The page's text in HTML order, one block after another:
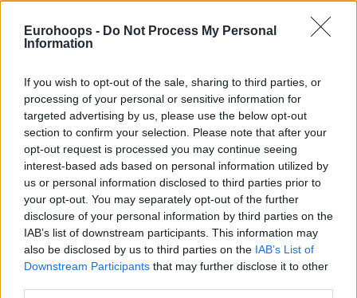
Eurohoops - Do Not Process My Personal
Information
If you wish to opt-out of the sale, sharing to third parties, or
processing of your personal or sensitive information for
targeted advertising by us, please use the below opt-out
section to confirm your selection. Please note that after your
opt-out request is processed you may continue seeing
interest-based ads based on personal information utilized by
us or personal information disclosed to third parties prior to
your opt-out. You may separately opt-out of the further
disclosure of your personal information by third parties on the
IAB’s list of downstream participants. This information may
also be disclosed by us to third parties on the IAB’s List of
Downstream Participants that may further disclose it to other
ist ein richtiger Playmaker, er ist stark zudem in Creation
und Angriff.
spielt am besten in den Situationen von Pick-and-Rolls, er
weiss genue, wie die richtigen Entscheidungen im Angriff
treffen Dieses Moment kann ihn der Schlüsselspieler seiner
Mannschaft von Finale Four machen!
Seine Rolle